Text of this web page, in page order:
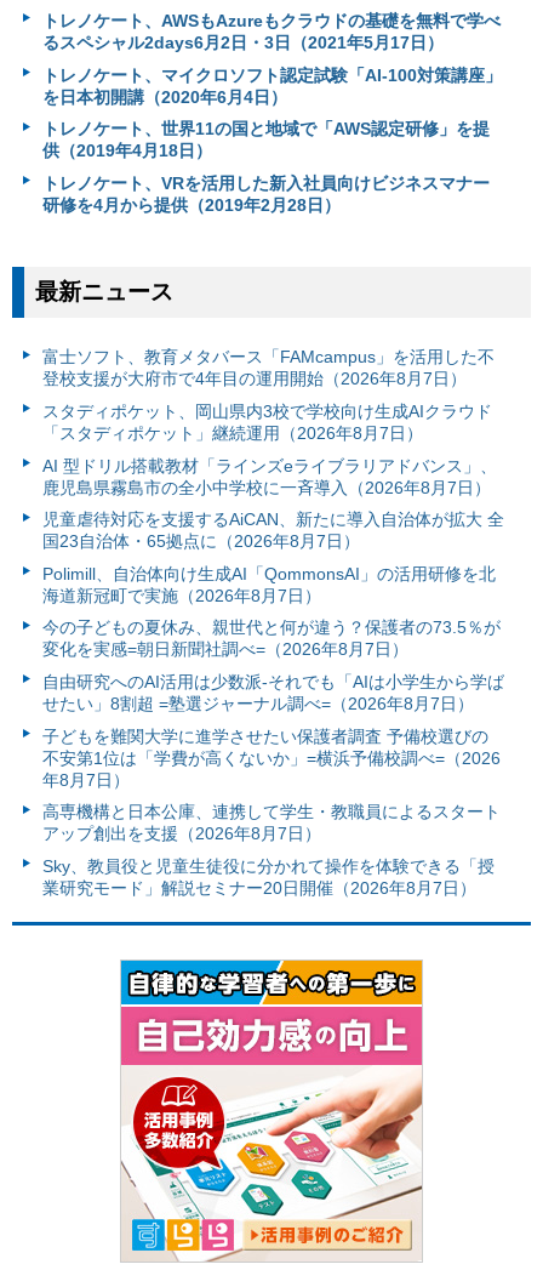
トレノケート、AWSもAzureもクラウドの基礎を無料で学べ
るスペシャル2days6月2日・3日（2021年5月17日）
トレノケート、マイクロソフト認定試験「AI-100対策講座」
を日本初開講（2020年6月4日）
トレノケート、世界11の国と地域で「AWS認定研修」を提
供（2019年4月18日）
トレノケート、VRを活用した新入社員向けビジネスマナー
研修を4月から提供（2019年2月28日）
最新ニュース
富⼠ソフト、教育メタバース「FAMcampus」を活用した不
登校支援が大府市で4年目の運用開始（2026年8月7日）
スタディポケット、岡山県内3校で学校向け生成AIクラウド
「スタディポケット」継続運用（2026年8月7日）
AI 型ドリル搭載教材「ラインズeライブラリアドバンス」、
鹿児島県霧島市の全小中学校に一斉導入（2026年8月7日）
児童虐待対応を支援するAiCAN、新たに導入自治体が拡大 全
国23自治体・65拠点に（2026年8月7日）
Polimill、自治体向け生成AI「QommonsAI」の活用研修を北
海道新冠町で実施（2026年8月7日）
今の子どもの夏休み、親世代と何が違う？保護者の73.5％が
変化を実感=朝日新聞社調べ=（2026年8月7日）
自由研究へのAI活用は少数派-それでも「AIは小学生から学ば
せたい」8割超 =塾選ジャーナル調べ=（2026年8月7日）
子どもを難関大学に進学させたい保護者調査 予備校選びの
不安第1位は「学費が高くないか」=横浜予備校調べ=（2026
年8月7日）
高専機構と日本公庫、連携して学生・教職員によるスタート
アップ創出を支援（2026年8月7日）
Sky、教員役と児童生徒役に分かれて操作を体験できる「授
業研究モード」解説セミナー20日開催（2026年8月7日）